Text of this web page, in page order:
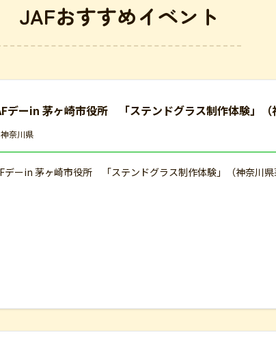
JAFおすすめイベント
デーin 茅ヶ崎市役所 「ステンドグラス制作体験」（
神奈川県
デーin 茅ヶ崎市役所 「ステンドグラス制作体験」（神奈川県